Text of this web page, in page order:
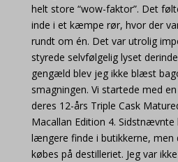
helt store “wow-faktor”. Det
inde i et kæmpe rør, hvor der
rundt om én. Det var utrolig
styrede selvfølgelig lyset
gengæld blev jeg ikke blæst
smagningen. Vi startede med
deres 12-års Triple Cask
Macallan Edition 4. Sidstnævnte
længere finde i butikkerne, men
købes på destilleriet. Jeg var